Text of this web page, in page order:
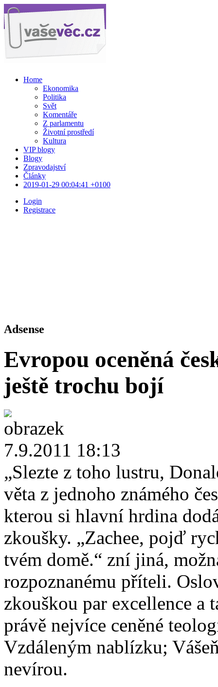
Home
Ekonomika
Politika
Svět
Komentáře
Z parlamentu
Životní prostředí
Kultura
VIP blogy
Blogy
Zpravodajství
Články
2019-01-29 00:04:41 +0100
Login
Registrace
Adsense
Evropou oceněná
ještě trochu bojí
7.9.2011 18:13
„Slezte z toho lustru,
věta z jednoho známého
kterou si hlavní hrdina
zkoušky. „Zachee, pojď
tvém domě.“ zní jiná,
rozpoznanému příteli.
zkouškou par excellence a
právě nejvíce ceněné
Vzdáleným nablízku;
nevírou.